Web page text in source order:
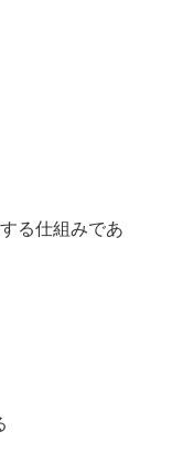
る仕組みであ